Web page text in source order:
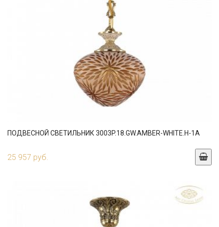
ПОДВЕСНОЙ СВЕТИЛЬНИК 3003P.18.GW.AMBER-WHITE.H-1A
25 957 руб.